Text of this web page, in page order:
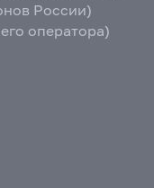
России)
оператора)